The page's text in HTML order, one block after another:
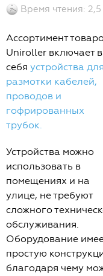
Время чтения:
Ассортимент
Uniroller включает в
себя устройства для
размотки кабелей,
проводов и
гофрированных
трубок.
Устройства можно
использовать в
помещениях и на
улице, не требуют
сложного
обслуживания.
Оборудование
простую
благодаря чему